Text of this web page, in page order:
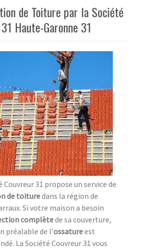
de Toiture par la Société
Haute-Garonne 31
Couvreur 31 propose un service de
de toituredans la région de
Si votre maison a besoin
complètede sa couverture,
préalable de l’ossatureest
La Société Couvreur 31 vous